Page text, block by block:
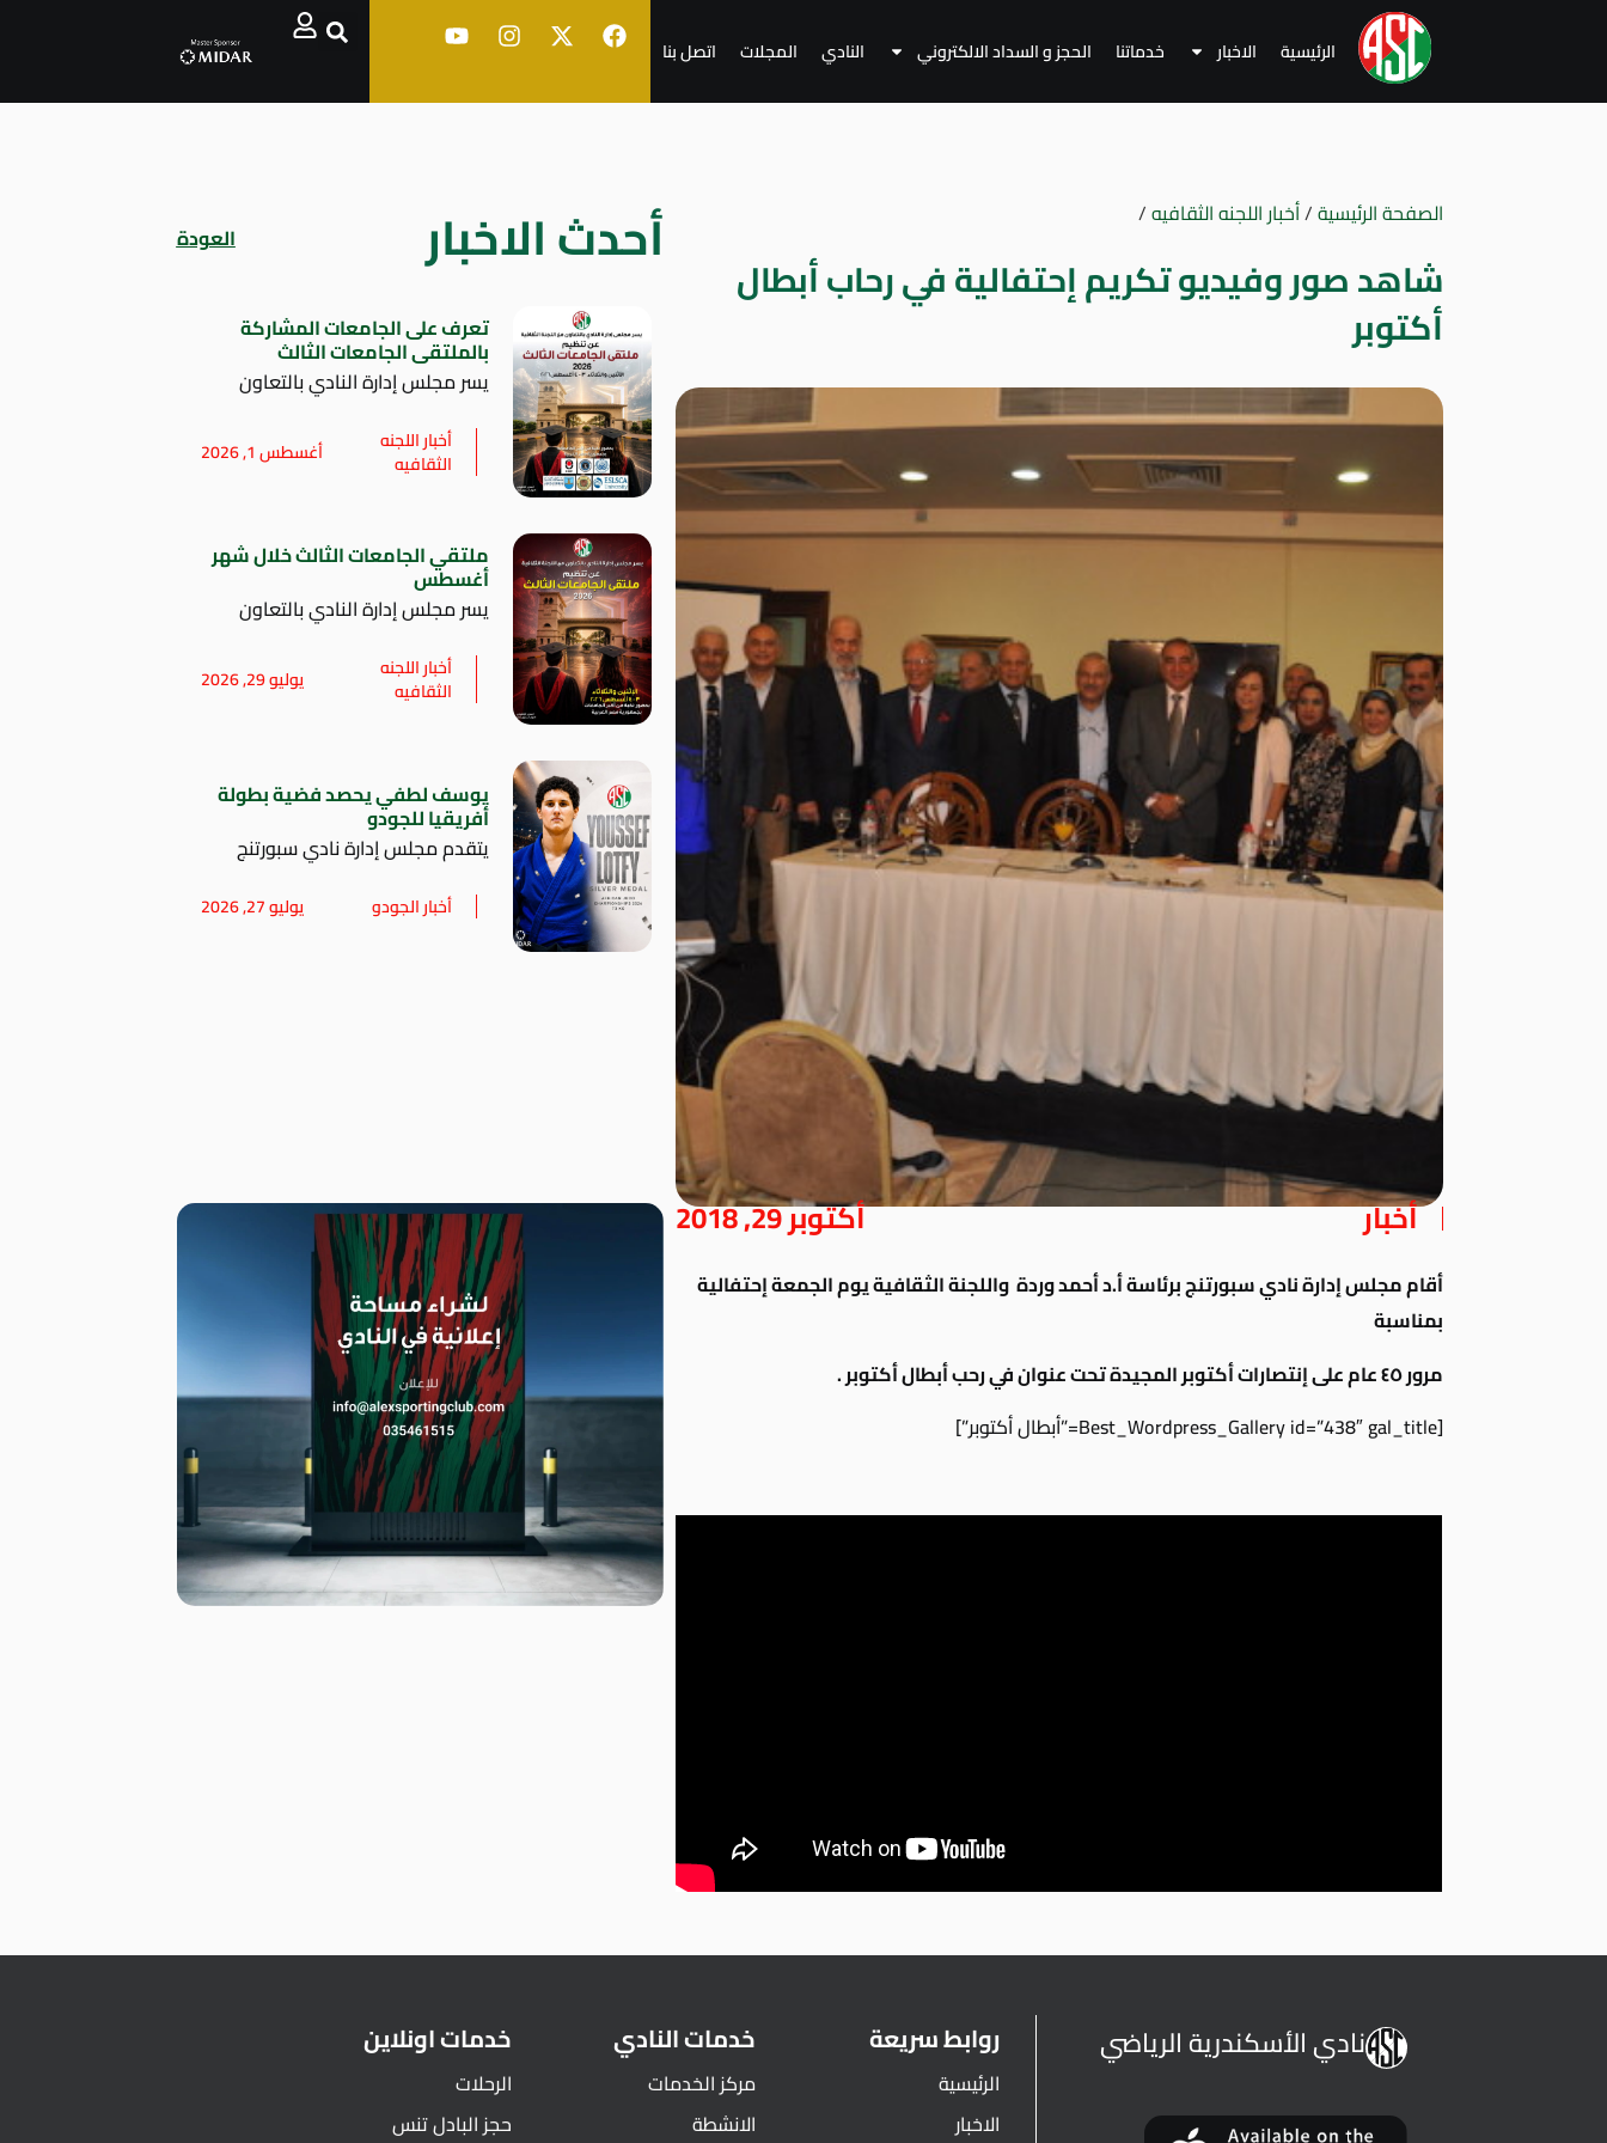
الرئيسية الاخبار خدماتنا الحجز و السداد الالكتروني النادي المجلات اتصل بنا
الصفحة الرئيسية/أخبار اللجنه الثقافيه/
شاهد صور وفيديو تكريم إحتفالية في رحاب أبطال
أكتوبر
أخبار أكتوبر 29, 2018
أقام مجلس إدارة نادي سبورتنج برئاسة أ.د أحمد وردة واللجنة الثقافية يوم الجمعة إحتفالية
بمناسبة
مرور ٤٥ عام على إنتصارات أكتوبر المجيدة تحت عنوان في رحب أبطال أكتوبر .
[Best_Wordpress_Gallery id=”438″ gal_title=”أبطال أكتوبر”]
أحدث الاخبار العودة
تعرف على الجامعات المشاركة
بالملتقى الجامعات الثالث
يسر مجلس إدارة النادي بالتعاون
أخبار اللجنه
الثقافيه أغسطس 1, 2026
ملتقي الجامعات الثالث خلال شهر
أغسطس
يسر مجلس إدارة النادي بالتعاون
أخبار اللجنه
الثقافيه يوليو 29, 2026
يوسف لطفي يحصد فضية بطولة
أفريقيا للجودو
يتقدم مجلس إدارة نادي سبورتنج
أخبار الجودو يوليو 27, 2026
نادي الأسكندرية الرياضي روابط سريعة
الرئيسية
الاخبار
خدمات النادي
مركز الخدمات
الانشطة
خدمات اونلاين
الرحلات
حجز البادل تنس